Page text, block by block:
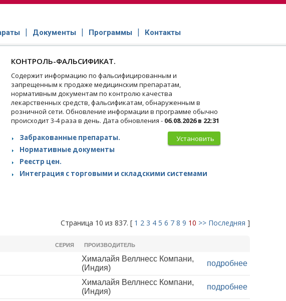
Документы Программы Контакты
КОНТРОЛЬ-ФАЛЬСИФИКАТ.
Содержит информацию по фальсифицированным и
запрещенным к продаже медицинским препаратам,
нормативным документам по контролю качества
лекарственных средств, фальсификатам, обнаруженным в
розничной сети. Обновление информации в программе обычно
происходит 3-4 раза в день. Дата обновления - 06.08.2026 в 22:31
Установить
Забракованные препараты.
Нормативные документы
Реестр цен.
Интеграция с торговыми и складскими системами
Страница 10 из 837. [ 1 2 3 4 5 6 7 8 9 10 >> Последняя ]
СЕРИЯ ПРОИЗВОДИТЕЛЬ
Хималайя Веллнесс Компани,
(Индия)
подробнее
Хималайя Веллнесс Компани,
(Индия)
подробнее